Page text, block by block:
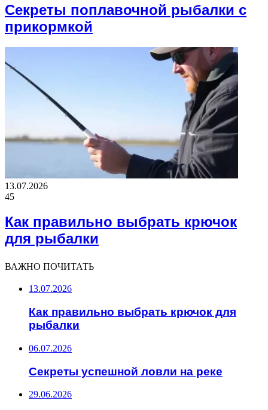
Секреты поплавочной рыбалки с
прикормкой
13.07.2026
45
Как правильно выбрать крючок
для рыбалки
ВАЖНО ПОЧИТАТЬ
13.07.2026
Как правильно выбрать крючок для
рыбалки
06.07.2026
Секреты успешной ловли на реке
29.06.2026